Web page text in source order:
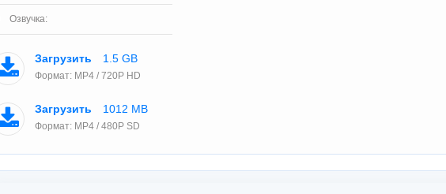
Озвучка:
Загрузить 1.5 GB
Формат: MP4 / 720P HD
Загрузить 1012 MB
Формат: MP4 / 480P SD